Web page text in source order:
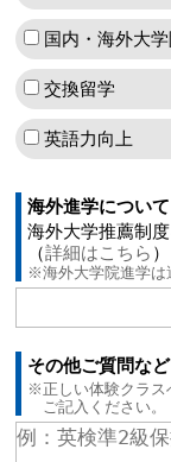
国内・海外大
交換留学
英語力向上
海外進学について
海外大学推薦制
（詳細はこちら ）
※海外大学院進学は
その他ご質問など
※正しい体験クラス
ご記入ください。